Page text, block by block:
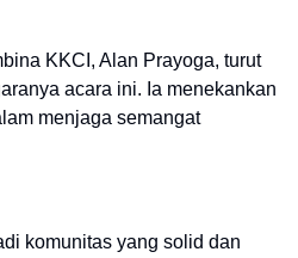
KKCI, Alan Prayoga, turut
acara ini. Ia menekankan
menjaga semangat
komunitas yang solid dan